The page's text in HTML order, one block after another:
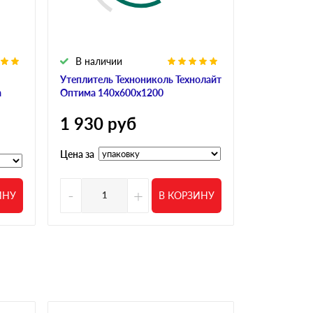
Утеплитель Технониколь Технолайт
Оптима 140х600х1200
В наличии
1 930 руб
Цена за
- + В КОРЗИНУ